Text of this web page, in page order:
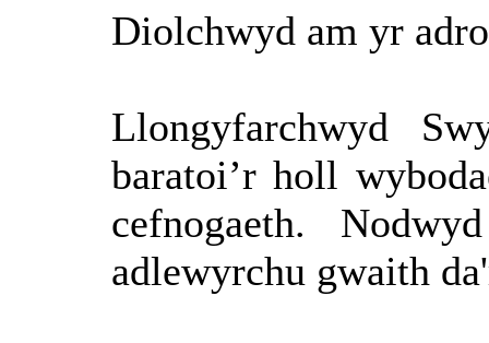
Diolchwyd am yr
Llongyfarchwyd
baratoi’r holl
cefnogaeth.
adlewyrchu gwaith